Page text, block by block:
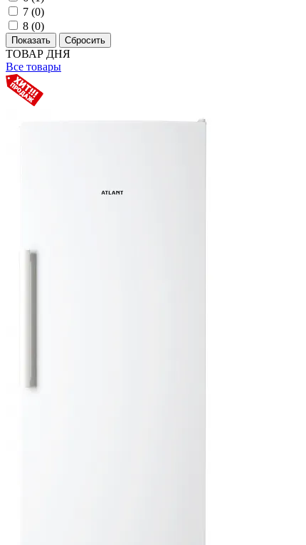
7 (0)
8 (0)
ТОВАР ДНЯ
Все товары